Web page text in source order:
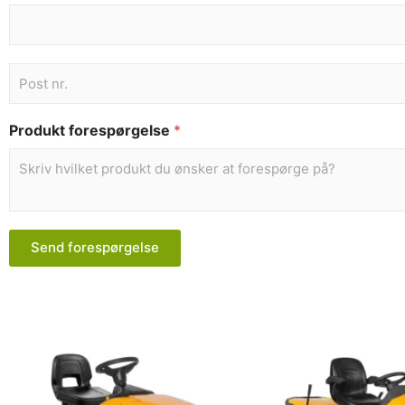
Produkt forespørgelse *
Send forespørgelse